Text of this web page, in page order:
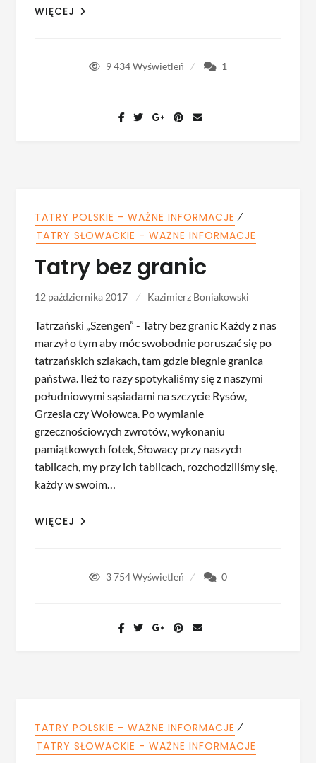
WIĘCEJ
9 434Wyświetleń 1
TATRY POLSKIE - WAŻNE INFORMACJE ⁄
TATRY SŁOWACKIE - WAŻNE INFORMACJE
Tatry bez granic
12 października 2017 Kazimierz Boniakowski
Tatrzański „Szengen” - Tatry bez granic Każdy z nas
marzył o tym aby móc swobodnie poruszać się po
tatrzańskich szlakach, tam gdzie biegnie granica
państwa. Ileż to razy spotykaliśmy się z naszymi
południowymi sąsiadami na szczycie Rysów,
Grzesia czy Wołowca. Po wymianie
grzecznościowych zwrotów, wykonaniu
pamiątkowych fotek, Słowacy przy naszych
tablicach, my przy ich tablicach, rozchodziliśmy się,
każdy w swoim…
WIĘCEJ
3 754Wyświetleń 0
TATRY POLSKIE - WAŻNE INFORMACJE ⁄
TATRY SŁOWACKIE - WAŻNE INFORMACJE